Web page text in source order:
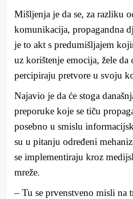
Mišljenja je da se, za razliku
komunikacija, propagandna
je to akt s predumišljajem
uz korištenje emocija, žele
percipiraju pretvore u svoju
Najavio je da će stoga
preporuke koje se tiču
posebno u smislu
su u pitanju određeni
se implementiraju kroz
mreže.
– Tu se prvenstveno misli na